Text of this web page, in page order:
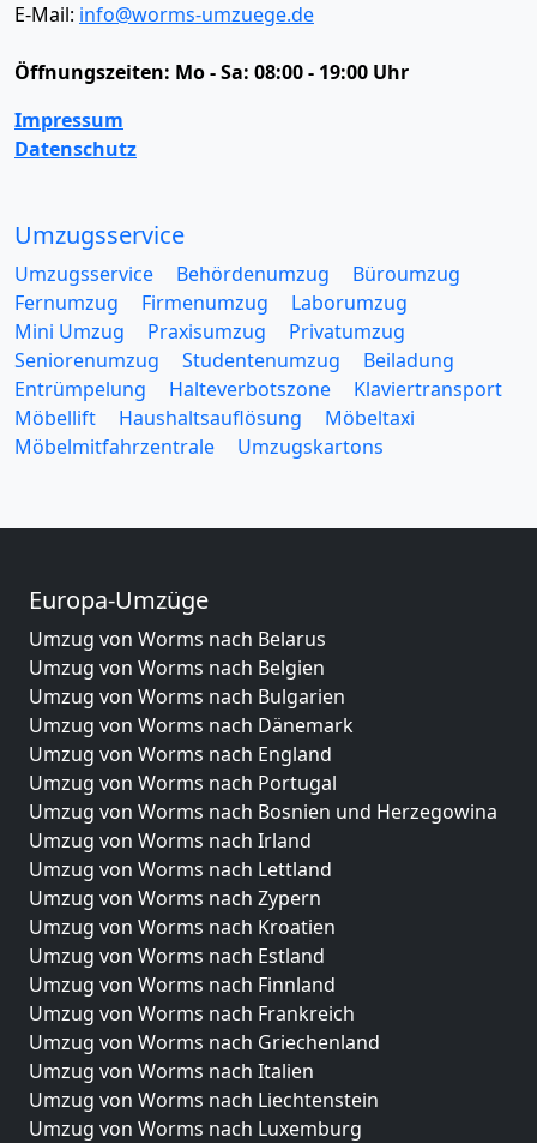
E-Mail: info@worms-umzuege.de
Öffnungszeiten: Mo - Sa: 08:00 - 19:00 Uhr
Impressum
Datenschutz
Umzugsservice
Umzugsservice Behördenumzug
Büroumzug
Fernumzug
Firmenumzug
Laborumzug
Mini Umzug
Praxisumzug
Privatumzug
Seniorenumzug
Studentenumzug
Beiladung
Entrümpelung
Halteverbotszone
Klaviertransport
Möbellift
Haushaltsauflösung
Möbeltaxi
Möbelmitfahrzentrale
Umzugskartons
Europa-Umzüge
Umzug von Worms nach Belarus
Umzug von Worms nach Belgien
Umzug von Worms nach Bulgarien
Umzug von Worms nach Dänemark
Umzug von Worms nach England
Umzug von Worms nach Portugal
Umzug von Worms nach Bosnien und Herzegowina
Umzug von Worms nach Irland
Umzug von Worms nach Lettland
Umzug von Worms nach Zypern
Umzug von Worms nach Kroatien
Umzug von Worms nach Estland
Umzug von Worms nach Finnland
Umzug von Worms nach Frankreich
Umzug von Worms nach Griechenland
Umzug von Worms nach Italien
Umzug von Worms nach Liechtenstein
Umzug von Worms nach Luxemburg